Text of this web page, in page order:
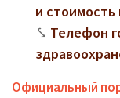
и стоимость
Телефон
Официальный